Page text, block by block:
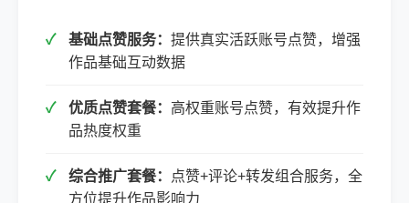
基础点赞服务： 提供真实活跃账号点赞，增强
作品基础互动数据
优质点赞套餐： 高权重账号点赞，有效提升作
品热度权重
综合推广套餐：
点赞+评论+转发组合服务，全
方位提升作品影响力